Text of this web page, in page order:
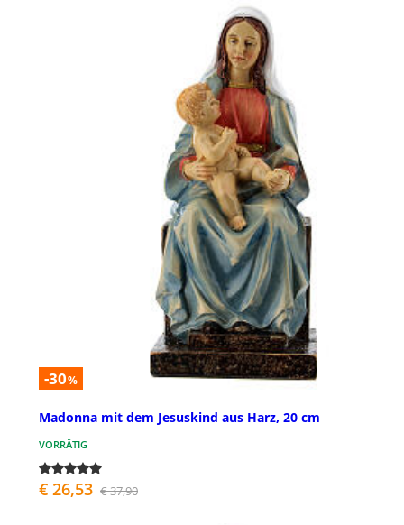
-30%
Madonna mit dem Jesuskind aus Harz, 20 cm
VORRÄTIG
€ 26,53 € 37,90